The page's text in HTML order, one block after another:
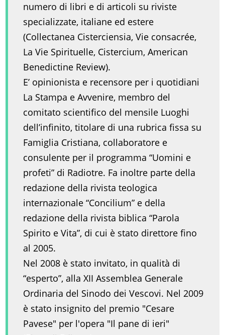
numero di libri e di articoli su riviste
specializzate, italiane ed estere
(Collectanea Cisterciensia, Vie consacrée,
La Vie Spirituelle, Cistercium, American
Benedictine Review).
E’ opinionista e recensore per i quotidiani
La Stampa e Avvenire, membro del
comitato scientifico del mensile Luoghi
dell’infinito, titolare di una rubrica fissa su
Famiglia Cristiana, collaboratore e
consulente per il programma “Uomini e
profeti” di Radiotre. Fa inoltre parte della
redazione della rivista teologica
internazionale “Concilium” e della
redazione della rivista biblica “Parola
Spirito e Vita”, di cui è stato direttore fino
al 2005.
Nel 2008 è stato invitato, in qualità di
“esperto”, alla XII Assemblea Generale
Ordinaria del Sinodo dei Vescovi. Nel 2009
è stato insignito del premio "Cesare
Pavese" per l'opera "Il pane di ieri"